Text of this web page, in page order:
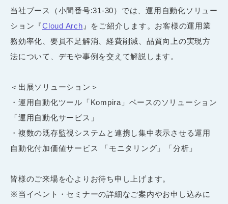
当社ブース（小間番号:31-30）では、運用自動化ソリュー
ション『Cloud Arch 』をご紹介します。お客様の運用業
務効率化、要員不足解消、経費削減、品質向上の実現方
法について、デモや事例を交えて解説します。
＜出展ソリューション＞
・運用自動化ツール「Kompira」ベースのソリューション
「運用自動化サービス」
・複数の既存監視システムと連携し集中表示させる運用
自動化付加価値サービス 「モニタリング」「分析」
皆様のご来場を心よりお待ち申し上げます。
※当イベント・セミナーの詳細なご案内やお申し込みに